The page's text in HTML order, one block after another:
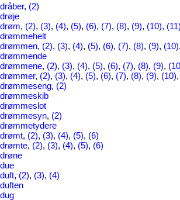
dråber, (2)
drøje
drøm, (2), (3), (4), (5), (6), (7), (8), (9), (10), (11)
drømmehelt
drømmen, (2), (3), (4), (5), (6), (7), (8), (9), (10),
drømmende
drømmene, (2), (3), (4), (5), (6), (7), (8), (9),
drømmer, (2), (3), (4), (5), (6), (7), (8), (9), (10),
drømmeseng, (2)
drømmeskib
drømmeslot
drømmesyn, (2)
drømmetydere
drømt, (2), (3), (4), (5), (6)
drømte, (2), (3), (4), (5), (6)
drøne
due
duft, (2), (3), (4)
duften
dug